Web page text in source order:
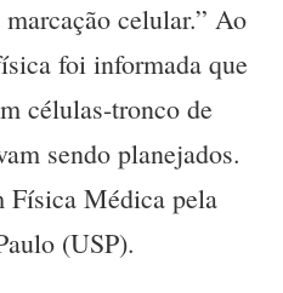
celular.” Ao
foi informada que
células-tronco de
sendo planejados.
Física Médica pela
(USP).